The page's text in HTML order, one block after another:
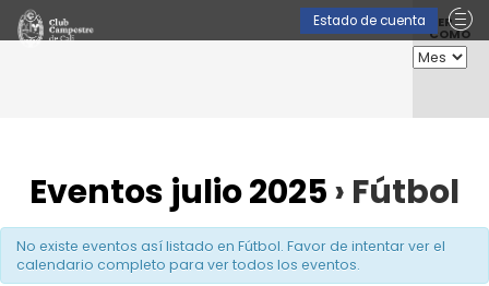
Estado de cuenta
entre
de
VER
COMO
Eventos julio 2025› Fútbol
No existe eventos así listado en Fútbol. Favor de intentar ver el
calendario completo para ver todos los eventos.